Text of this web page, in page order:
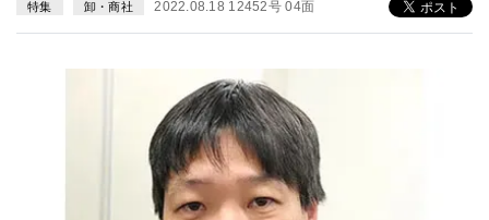
特集 卸・商社 2022.08.18 12452号 04面